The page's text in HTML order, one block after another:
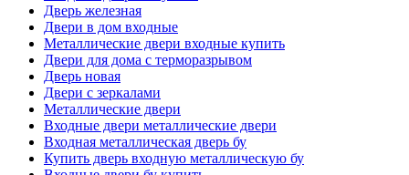
Дверь железная
Двери в дом входные
Металлические двери входные купить
Двери для дома с терморазрывом
Дверь новая
Двери с зеркалами
Металлические двери
Входные двери металлические двери
Входная металлическая дверь бу
Купить дверь входную металлическую бу